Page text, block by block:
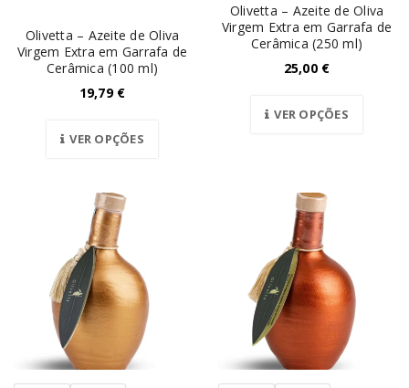
Olivetta – Azeite de Oliva
Virgem Extra em Garrafa de
Cerâmica (100 ml)
19,79 €
VER OPÇÕES
Olivetta – Azeite de Oliva
Virgem Extra em Garrafa de
Cerâmica (250 ml)
25,00 €
VER OPÇÕES